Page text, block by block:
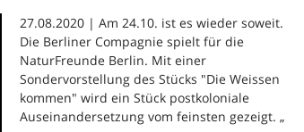
27.08.2020 | Am 24.10. ist es wieder soweit.
Die Berliner Compagnie spielt für die
NaturFreunde Berlin. Mit einer
Sondervorstellung des Stücks "Die Weissen
kommen" wird ein Stück postkoloniale
Auseinandersetzung vom feinsten gezeigt. „